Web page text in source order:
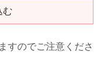
む
すのでご注意くださ